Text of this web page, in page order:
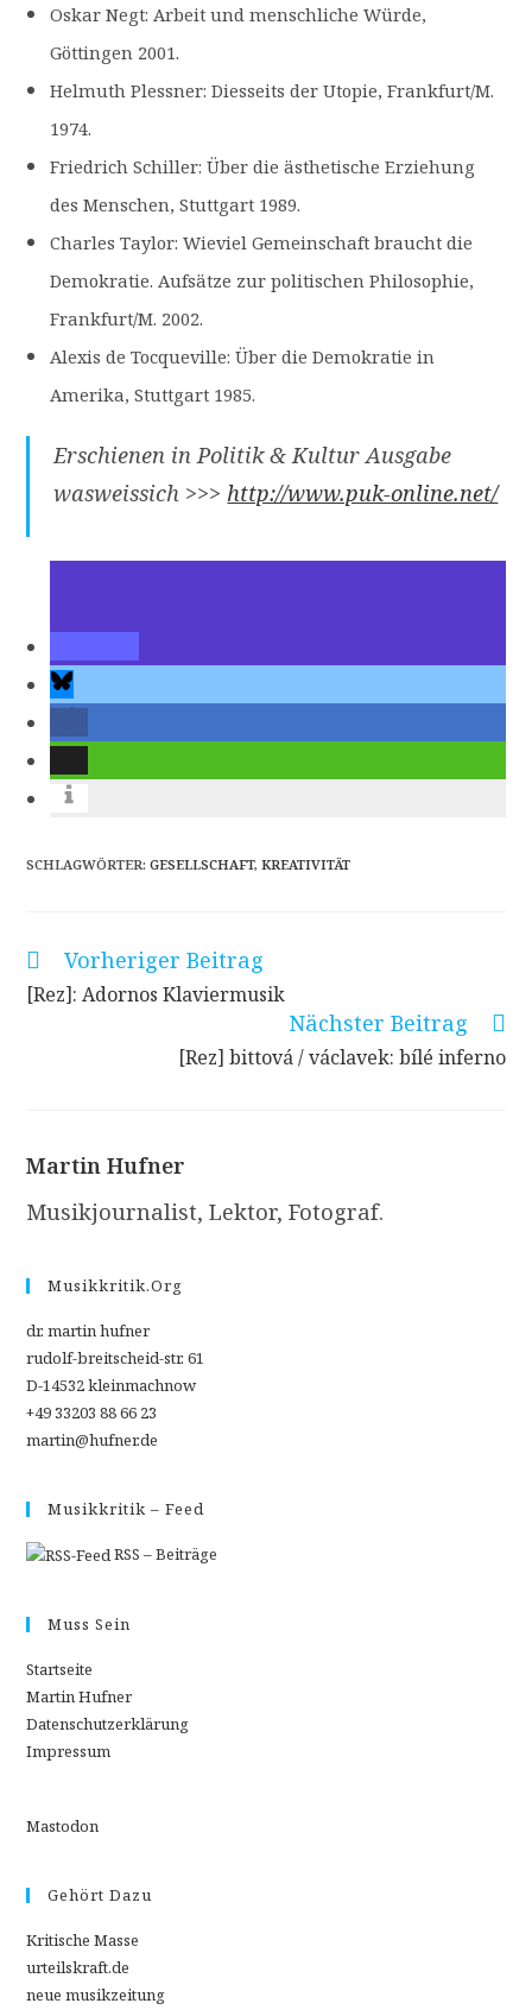
Oskar Negt: Arbeit und menschliche Würde,
Göttingen 2001.
Helmuth Plessner: Diesseits der Utopie, Frankfurt/M.
1974.
Friedrich Schiller: Über die ästhetische Erziehung
des Menschen, Stuttgart 1989.
Charles Taylor: Wieviel Gemeinschaft braucht die
Demokratie. Aufsätze zur politischen Philosophie,
Frankfurt/M. 2002.
Alexis de Tocqueville: Über die Demokratie in
Amerika, Stuttgart 1985.
Erschienen in Politik & Kultur Ausgabe
wasweissich >>> http://www.puk-online.net/
SCHLAGWÖRTER:GESELLSCHAFT, KREATIVITÄT
Weitere
Artikel
ansehen
Vorheriger Beitrag
[Rez]: Adornos Klaviermusik
Nächster Beitrag
[Rez] bittová / václavek: bílé inferno
Martin Hufner
Musikjournalist, Lektor, Fotograf.
Musikkritik.org
dr. martin hufner
rudolf-breitscheid-str. 61
D-14532 kleinmachnow
+49 33203 88 66 23
martin@hufner.de
Musikkritik – Feed
RSS – Beiträge
Muss Sein
Startseite
Martin Hufner
Datenschutzerklärung
Impressum
Mastodon
Gehört Dazu
Kritische Masse
urteilskraft.de
neue musikzeitung